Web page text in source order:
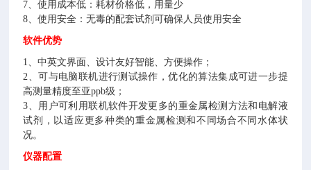
7、使用成本低：耗材价格低，用量少
8、使用安全：无毒的配套试剂可确保人员使用安全
软件优势
1、中英文界面、设计友好智能、方便操作；
2、可与电脑联机进行测试操作，优化的算法集成可进一步提
高测量精度至亚ppb级；
3、用户可利用联机软件开发更多的重金属检测方法和电解液
试剂，以适应更多种类的重金属检测和不同场合不同水体状
况。
仪器配置